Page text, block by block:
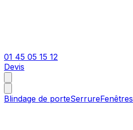
01 45 05 15 12
Devis
Blindage de porteSerrureFenêtres